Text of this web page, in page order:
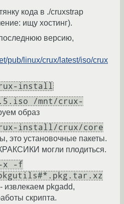
кода в ./cruxstrap
ищу хостинг).
версию,
pub/linux/crux/latest/iso/crux
install
/mnt/crux-
образ
install/crux/core
это установочные пакеты.
могли плодиться.
x -f
- извлекаем pkgadd,
скрипта.